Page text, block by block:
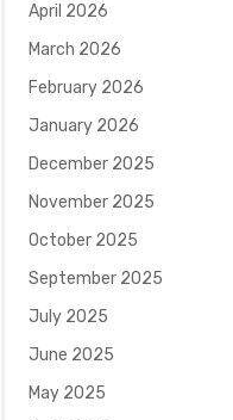
April 2026
March 2026
February 2026
January 2026
December 2025
November 2025
October 2025
September 2025
July 2025
June 2025
May 2025